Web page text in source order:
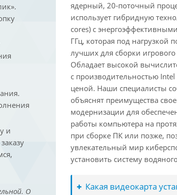
и
О
ядерный, 20-поточный
использует гибридную
cores) с
ГГц, которая под нагрузкой
лучших для сборки
Обладает высокой
с производительностью
ценой. Наши специалисты
объяснят преимущества
модернизации для
работы компьютера на
при сборке ПК или позже,
увлекательный мир
установить систему
Какая видеокарта